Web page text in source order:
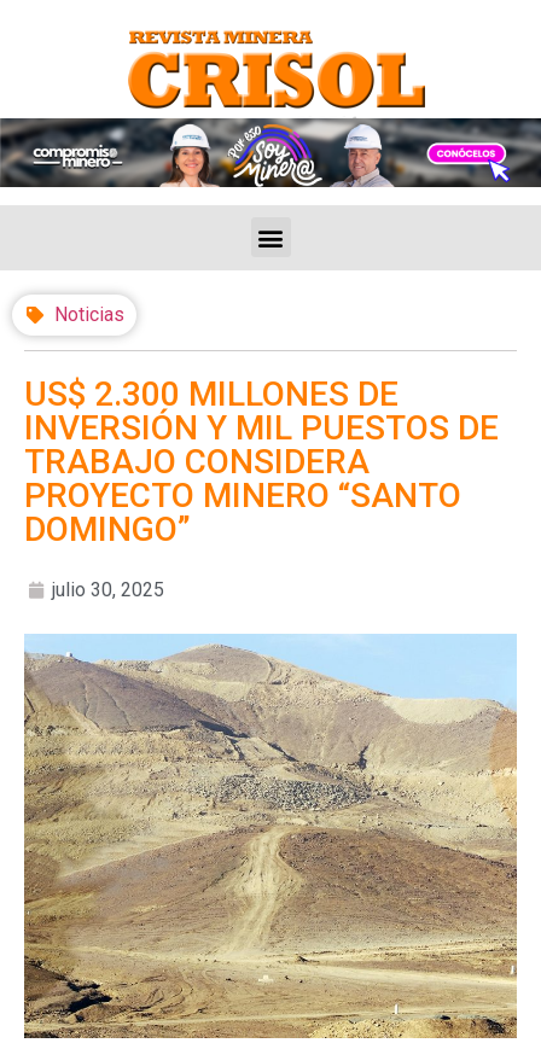
Noticias
US$ 2.300 MILLONES DE
INVERSIÓN Y MIL PUESTOS DE
TRABAJO CONSIDERA
PROYECTO MINERO “SANTO
DOMINGO”
julio 30, 2025